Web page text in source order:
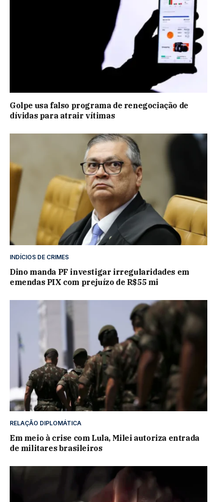
Golpe usa falso programa de renegociação de
dívidas para atrair vítimas
INDÍCIOS DE CRIMES
Dino manda PF investigar irregularidades em
emendas PIX com prejuízo de R$55 mi
RELAÇÃO DIPLOMÁTICA
Em meio à crise com Lula, Milei autoriza entrada
de militares brasileiros